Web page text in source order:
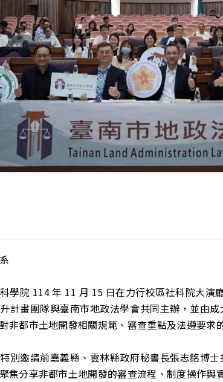
學院 114 年 11 月 15 日在力行校區社科院大
計畫團隊與臺南市地政法學會共同主辦，並由
非都市土地開發相關規範、審查重點及法遵要求
別邀請前嘉義縣、雲林縣政府秘書長張志銘博
焦分享非都市土地開發的審查流程、制度操作